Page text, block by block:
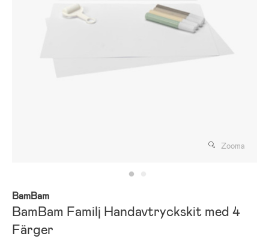
Zooma
BamBam
BamBam Familj Handavtryckskit med 4
Färger